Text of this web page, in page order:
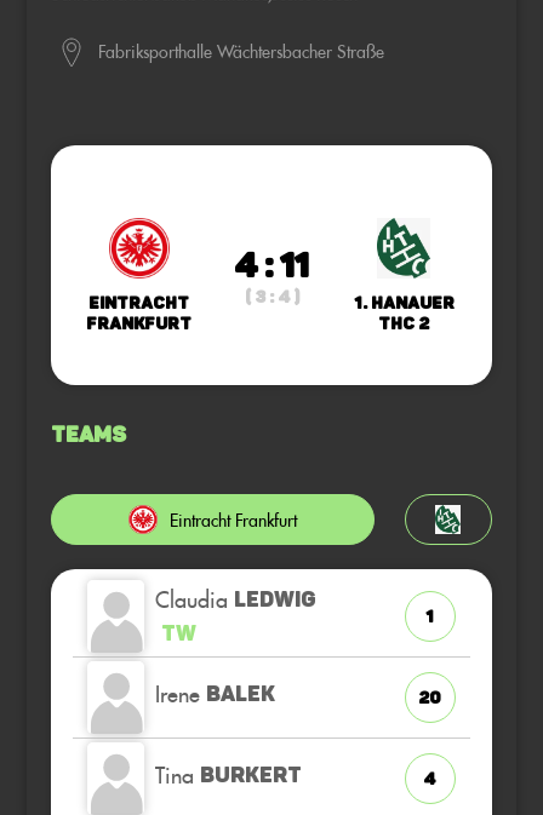
Fabriksporthalle Wächtersbacher Straße
Eintracht
Frankfurt
4 : 11
( 3 : 4 )
1. Hanauer
THC 2
Teams
Eintracht Frankfurt
Claudia LEDWIG
TW
1
Irene BALEK 20
Tina BURKERT 4